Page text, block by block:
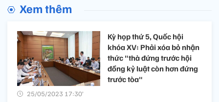
Xem thêm
Kỳ họp thứ 5, Quốc hội
khóa XV: Phải xóa bỏ nhận
thức "thà đứng trước hội
đồng kỷ luật còn hơn đứng
trước tòa"
25/05/2023 17:30’